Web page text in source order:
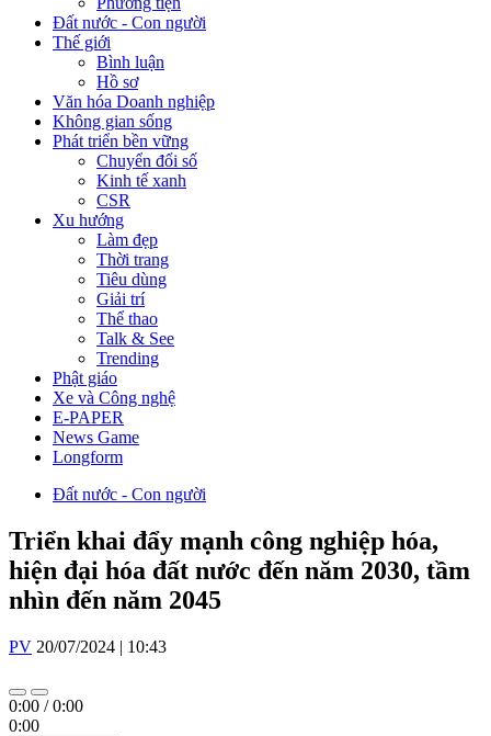
Đất nước - Con người
Thế giới
Bình luận
Hồ sơ
Văn hóa Doanh nghiệp
Không gian sống
Phát triển bền vững
Chuyển đổi số
Kinh tế xanh
CSR
Xu hướng
Làm đẹp
Thời trang
Tiêu dùng
Giải trí
Thể thao
Talk & See
Trending
Phật giáo
Xe và Công nghệ
E-PAPER
News Game
Longform
Đất nước - Con người
Triển khai đẩy mạnh công nghiệp hóa,
hiện đại hóa đất nước đến năm 2030, tầm
nhìn đến năm 2045
PV 20/07/2024 | 10:43
0:00 /0:00
0:00